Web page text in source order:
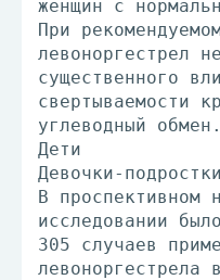
женщин с
При
левоноргестрел
существенного
свертываемости
углеводный обмен.
Дети
Девочки-
В проспективном
исследовании
305 случаев
левоноргестрела